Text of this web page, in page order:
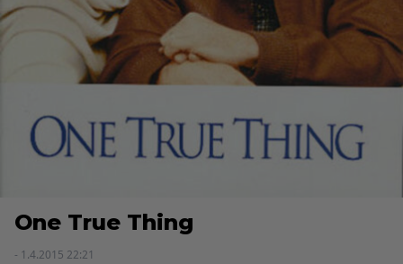
One True Thing
- 1.4.2015 22:21